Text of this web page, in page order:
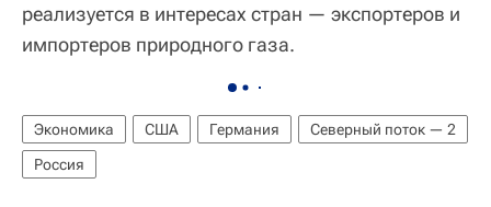
реализуется в интересах стран — экспортеров и
импортеров природного газа.
Экономика США Германия
Северный поток — 2
Россия